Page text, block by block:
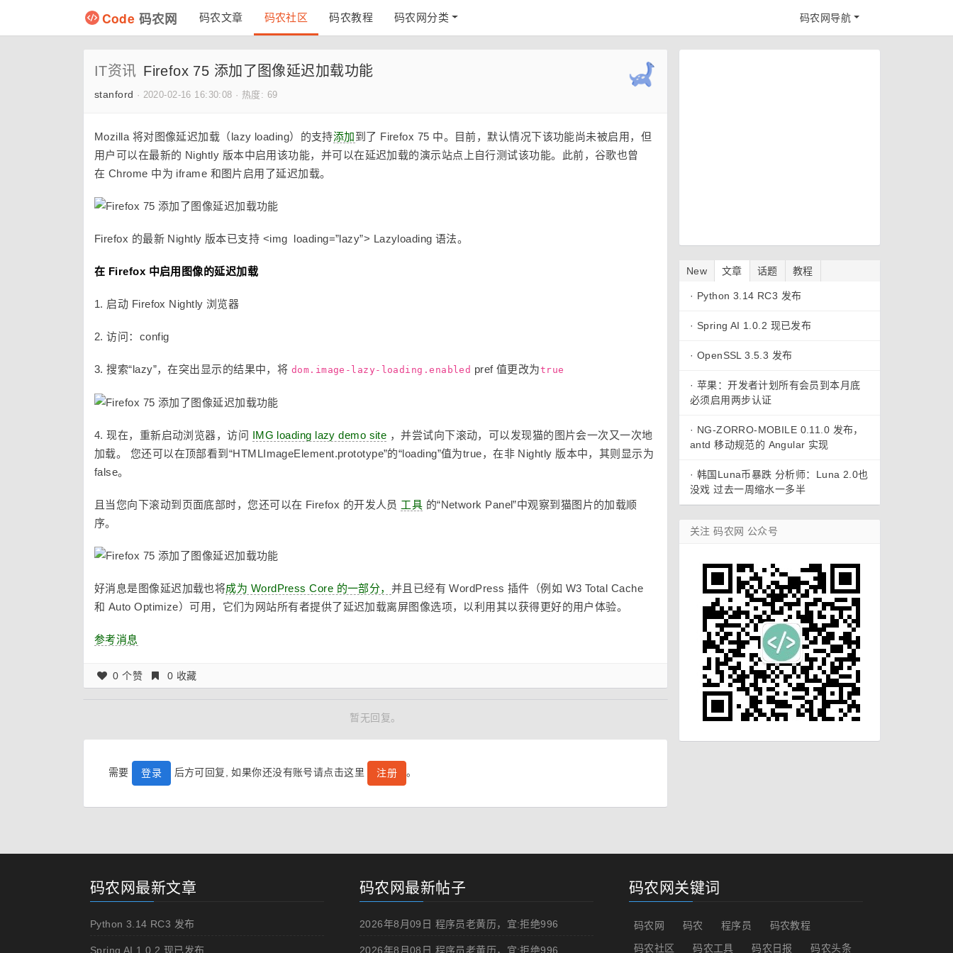
Code 码农网 码农文章 码农社区 码农教程 码农网分类 码农网导航
IT资讯 Firefox 75 添加了图像延迟加载功能
stanford · 2020-02-16 16:30:08 · 热度: 69
Mozilla 将对图像延迟加载（lazy loading）的支持添加到了 Firefox 75 中。目前，默认情况下该功能尚未被启用，但
用户可以在最新的 Nightly 版本中启用该功能，并可以在延迟加载的演示站点上自行测试该功能。此前，谷歌也曾
在 Chrome 中为 iframe 和图片启用了延迟加载。
Firefox 的最新 Nightly 版本已支持 <img loading=”lazy”> Lazyloading 语法。
在 Firefox 中启用图像的延迟加载
1. 启动 Firefox Nightly 浏览器
2. 访问：config
3. 搜索“lazy”，在突出显示的结果中，将 dom.image-lazy-loading.enabled pref 值更改为true
4. 现在，重新启动浏览器，访问 IMG loading lazy demo site ，并尝试向下滚动，可以发现猫的图片会一次又一次地
加载。 您还可以在顶部看到“HTMLImageElement.prototype”的“loading”值为true，在非 Nightly 版本中，其则显示为
false。
且当您向下滚动到页面底部时，您还可以在 Firefox 的开发人员 工具 的“Network Panel”中观察到猫图片的加载顺
序。
好消息是图像延迟加载也将成为 WordPress Core 的一部分， 并且已经有 WordPress 插件（例如 W3 Total Cache
和 Auto Optimize）可用，它们为网站所有者提供了延迟加载离屏图像选项，以利用其以获得更好的用户体验。
参考消息
0 个赞 0 收藏
暂无回复。
需要 登录 后方可回复, 如果你还没有账号请点击这里 注册 。
New 文章 话题 教程
· Python 3.14 RC3 发布
· Spring AI 1.0.2 现已发布
· OpenSSL 3.5.3 发布
· 苹果：开发者计划所有会员到本月底
必须启用两步认证
· NG-ZORRO-MOBILE 0.11.0 发布，
antd 移动规范的 Angular 实现
· 韩国Luna币暴跌 分析师：Luna 2.0也
没戏 过去一周缩水一多半
关注 码农网 公众号
码农网最新文章
Python 3.14 RC3 发布
Spring AI 1.0.2 现已发布
码农网最新帖子
2026年8月09日 程序员老黄历，宜:拒绝996
2026年8月08日 程序员老黄历，宜:拒绝996
码农网关键词
码农网 码农 程序员
码农教程
码农社区
码农工具 码农日报 码农头条